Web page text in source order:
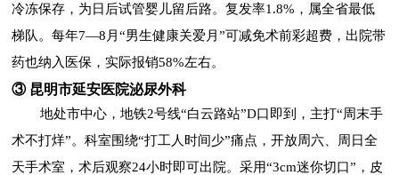
冷冻保存，为日后试管婴儿留后路。复发率1.8%，属全省最低
梯队。每年7—8月“男生健康关爱月”可减免术前彩超费，出院带
药也纳入医保，实际报销58%左右。
③ 昆明市延安医院泌尿外科
地处市中心，地铁2号线“白云路站”D口即到，主打“周末手
术不打烊”。科室围绕“打工人时间少”痛点，开放周六、周日全
天手术室，术后观察24小时即可出院。采用“3cm迷你切口”，皮